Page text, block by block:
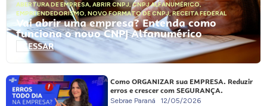
ABERTURA DE EMPRESA, ABRIR CNPJ,CNPJ ALFANUMÉRICO,
EMPREENDEDORISMO, NOVO FORMATO DE CNPJ,RECEITA FEDERAL
Vai abrir uma empresa? Entenda como
funciona o novo CNPJ Alfanumérico
ACESSAR
Como ORGANIZAR sua EMPRESA. Reduzir
erros e crescer com SEGURANÇA.
Sebrae Paraná 12/05/2026